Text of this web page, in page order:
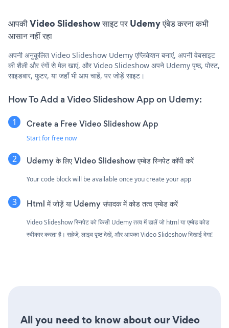
आपकी Video Slideshow साइट पर Udemy एंबेड करना कभी
आसान नहीं रहा
अपनी अनुकूलित Video Slideshow Udemy एप्लिकेशन बनाएं, अपनी वेबसाइट
की शैली और रंगों से मेल खाएं, और Video Slideshow अपने Udemy पृष्ठ, पोस्ट,
साइडबार, फुटर, या जहाँ भी आप चाहें, पर जोड़ें साइट।
How To Add a Video Slideshow App on Udemy:
Create a Free Video Slideshow App
Start for free now
Udemy के लिए Video Slideshow एम्बेड स्निपेट कॉपी करें
Your code block will be available once you create your app
Html में जोड़ें या Udemy संपादक में कोड तत्व एम्बेड करें
Video Slideshow स्निपेट को किसी Udemy तत्व में डालें जो html या एम्बेड कोड
स्वीकार करता है। सहेजें, लाइव पृष्ठ देखें, और आपका Video Slideshow दिखाई देगा!
All you need to know about our Video